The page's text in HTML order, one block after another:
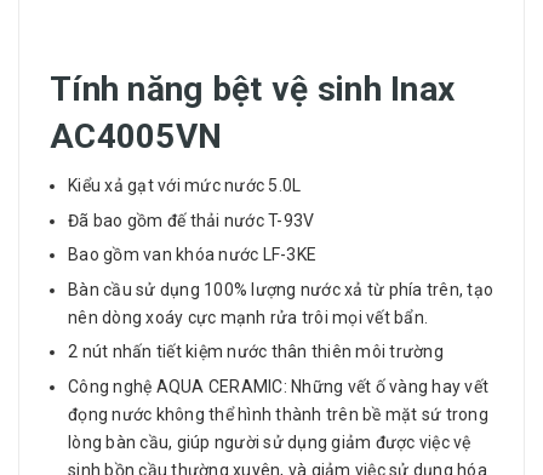
Tính năng bệt vệ sinh Inax
AC4005VN
Kiểu xả gạt với mức nước 5.0L
Đã bao gồm đế thải nước T-93V
Bao gồm van khóa nước LF-3KE
Bàn cầu sử dụng 100% lượng nước xả từ phía trên, tạo
nên dòng xoáy cực mạnh rửa trôi mọi vết bẩn.
2 nút nhấn tiết kiệm nước thân thiên môi trường
Công nghệ AQUA CERAMIC: Những vết ố vàng hay vết
đọng nước không thể hình thành trên bề mặt sứ trong
lòng bàn cầu, giúp người sử dụng giảm được việc vệ
sinh bồn cầu thường xuyên, và giảm việc sử dụng hóa